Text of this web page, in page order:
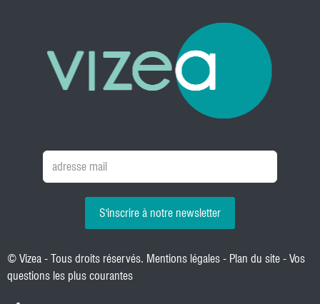
S'inscrire à notre newsletter
© Vizea - Tous droits réservés. Mentions légales - Plan du site - Vos
questions les plus courantes